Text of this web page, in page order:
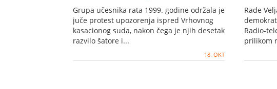
Grupa učesnika rata 1999. godine održala je
juče protest upozorenja ispred Vrhovnog
kasacionog suda, nakon čega je njih desetak
razvilo šatore i...
18. OKT
Rade
Radio-
prilikom